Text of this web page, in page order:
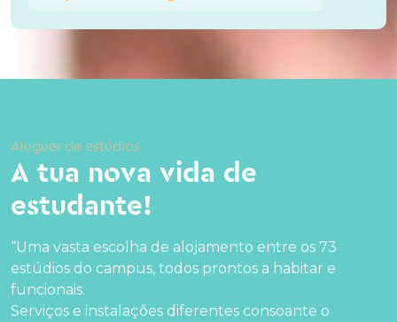
Aluguer de estúdios
A tua nova vida de
estudante!
“Uma vasta escolha de alojamento entre os 73
estúdios do campus, todos prontos a habitar e
funcionais.
Serviços e instalações diferentes consoante o